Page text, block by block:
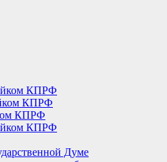
КПРФ
КПРФ
КПРФ
КПРФ
Думе